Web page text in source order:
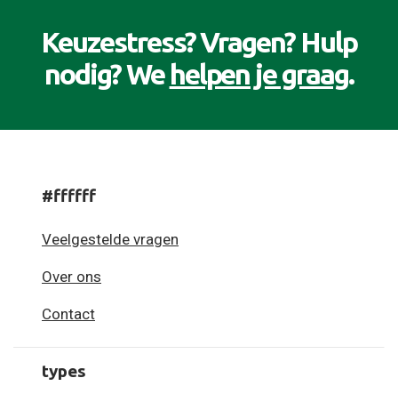
Keuzestress? Vragen? Hulp
nodig? Wehelpen je graag.
#ffffff
Veelgestelde vragen
Over ons
Contact
types